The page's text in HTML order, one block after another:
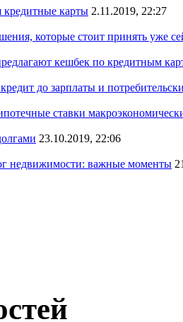
кредитные карты 2.11.2019, 22:27
которые стоит принять уже
кешбек по кредитным
до зарплаты и
ставки
23.10.2019, 22:06
недвижимости: важные моменты